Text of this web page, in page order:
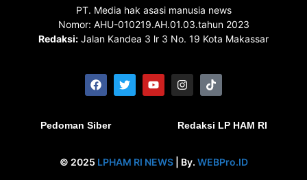
PT. Media hak asasi manusia news
Nomor: AHU-010219.AH.01.03.tahun 2023
Redaksi: Jalan Kandea 3 lr 3 No. 19 Kota Makassar
Pedoman Siber Redaksi LP HAM RI
© 2025 LPHAM RI NEWS| By. WEBPro.ID